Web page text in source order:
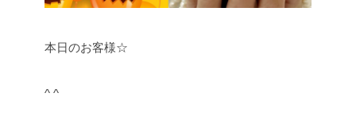
本日のお客様☆
^ ^